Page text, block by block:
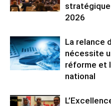
2026
La relance
nécessite
réforme et
national